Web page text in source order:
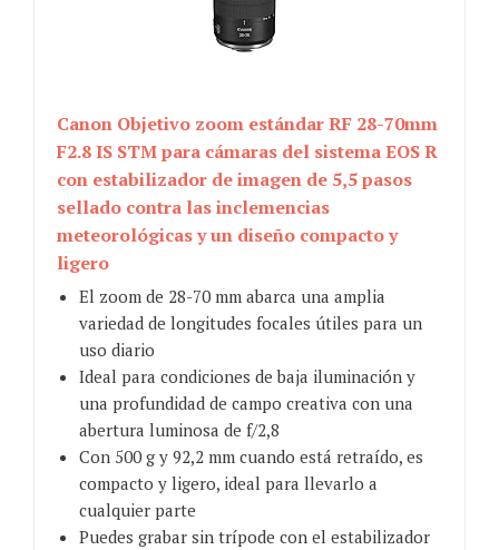
Canon Objetivo zoom estándar RF 28-70mm
F2.8 IS STM para cámaras del sistema EOS R
con estabilizador de imagen de 5,5 pasos
sellado contra las inclemencias
meteorológicas y un diseño compacto y
ligero
El zoom de 28-70 mm abarca una amplia
variedad de longitudes focales útiles para un
uso diario
Ideal para condiciones de baja iluminación y
una profundidad de campo creativa con una
abertura luminosa de f/2,8
Con 500 g y 92,2 mm cuando está retraído, es
compacto y ligero, ideal para llevarlo a
cualquier parte
Puedes grabar sin trípode con el estabilizador